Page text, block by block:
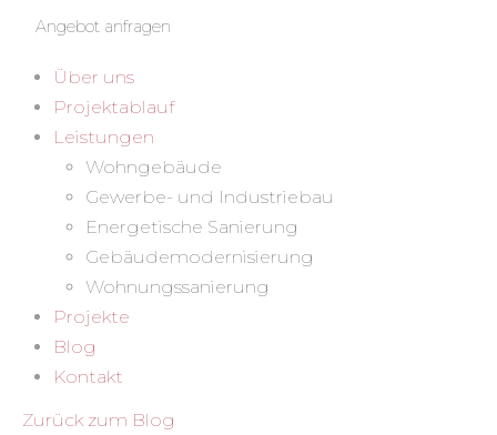
Angebot anfragen
Über uns
Projektablauf
Leistungen
Wohngebäude
Gewerbe- und Industriebau
Energetische Sanierung
Gebäudemodernisierung
Wohnungssanierung
Projekte
Blog
Kontakt
Zurück zum Blog